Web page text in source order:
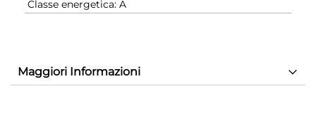
Classe energetica: A
Maggiori Informazioni